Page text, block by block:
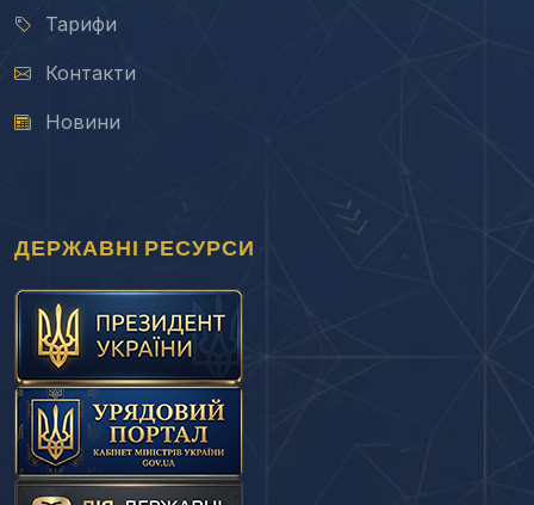
Тарифи
Контакти
Новини
ДЕРЖАВНІ РЕСУРСИ